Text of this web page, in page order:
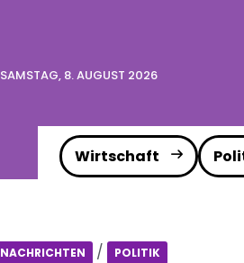
SAMSTAG, 8. AUGUST 2026
Wirtschaft
NACHRICHTEN / POLITIK